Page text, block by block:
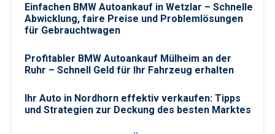
Einfachen BMW Autoankauf in Wetzlar – Schnelle
Abwicklung, faire Preise und Problemlösungen
für Gebrauchtwagen
Profitabler BMW Autoankauf Mülheim an der
Ruhr – Schnell Geld für Ihr Fahrzeug erhalten
Ihr Auto in Nordhorn effektiv verkaufen: Tipps
und Strategien zur Deckung des besten Marktes